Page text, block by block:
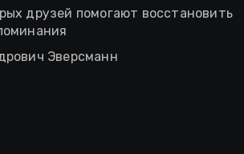
друзей помогают восстановить
Эверсманн